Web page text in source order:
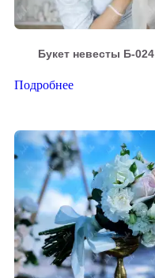
Букет невесты Б-024
Подробнее